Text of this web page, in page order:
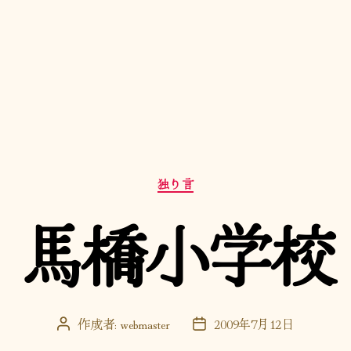
カ
テ
リ
独り言
馬橋小学校
投 作成者: webmaster
投 2009年7月12日